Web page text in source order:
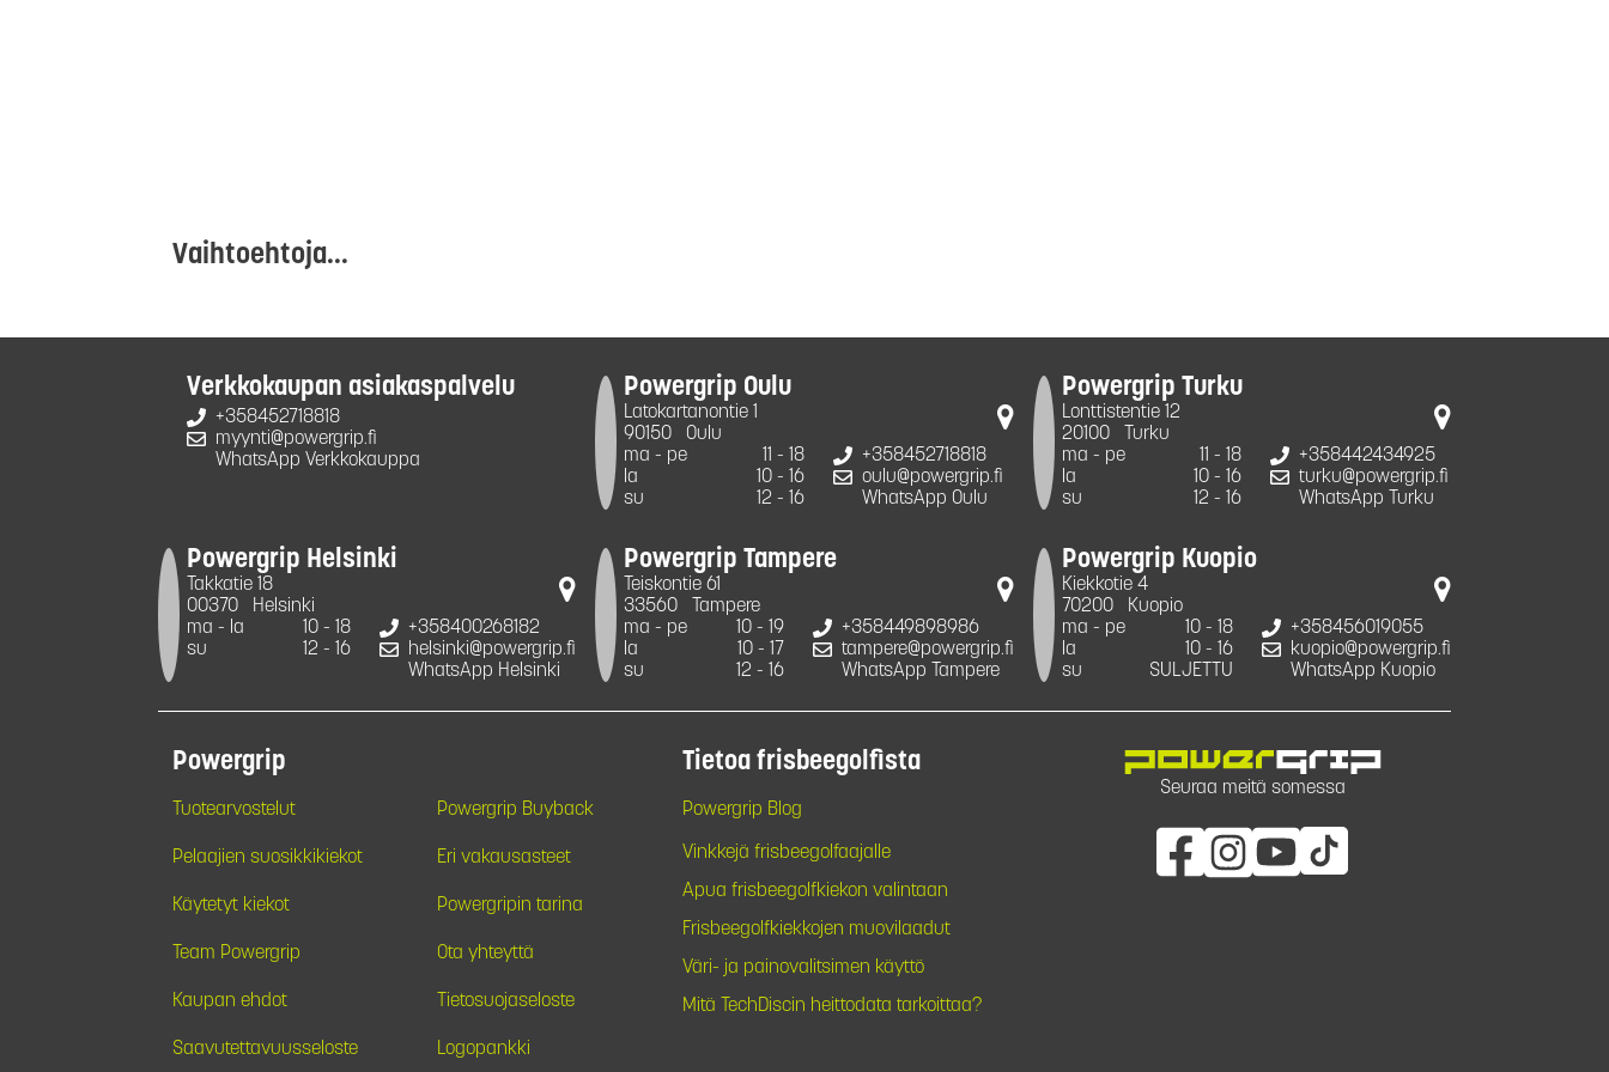
Vaihtoehtoja...
Verkkokaupan asiakaspalvelu
+358452718818
myynti@powergrip.fi
WhatsApp Verkkokauppa
Powergrip Oulu
Latokartanontie 1
90150
Oulu
ma - pe
11 - 18
la
10 - 16
su
12 - 16
+358452718818
oulu@powergrip.fi
WhatsApp Oulu
Powergrip Turku
Lonttistentie 12
20100
Turku
ma - pe
11 - 18
la
10 - 16
su
12 - 16
+358442434925
turku@powergrip.fi
WhatsApp Turku
Powergrip Helsinki
Takkatie 18
00370
Helsinki
ma - la
10 - 18
su
12 - 16
+358400268182
helsinki@powergrip.fi
WhatsApp Helsinki
Powergrip Tampere
Teiskontie 61
33560
Tampere
ma - pe
10 - 19
la
10 - 17
su
12 - 16
+358449898986
tampere@powergrip.fi
WhatsApp Tampere
Powergrip Kuopio
Kiekkotie 4
70200
Kuopio
ma - pe
10 - 18
la
10 - 16
su
SULJETTU
+358456019055
kuopio@powergrip.fi
WhatsApp Kuopio
Powergrip
Tuotearvostelut Powergrip Buyback
Pelaajien suosikkikiekot Eri vakausasteet
Käytetyt kiekot Powergripin tarina
Team Powergrip Ota yhteyttä
Kaupan ehdot Tietosuojaseloste
Saavutettavuusseloste Logopankki
Tietoa frisbeegolfista
Powergrip Blog
Vinkkejä frisbeegolfaajalle
Apua frisbeegolfkiekon valintaan
Frisbeegolfkiekkojen muovilaadut
Väri- ja painovalitsimen käyttö
Mitä TechDiscin heittodata tarkoittaa?
Seuraa meitä somessa